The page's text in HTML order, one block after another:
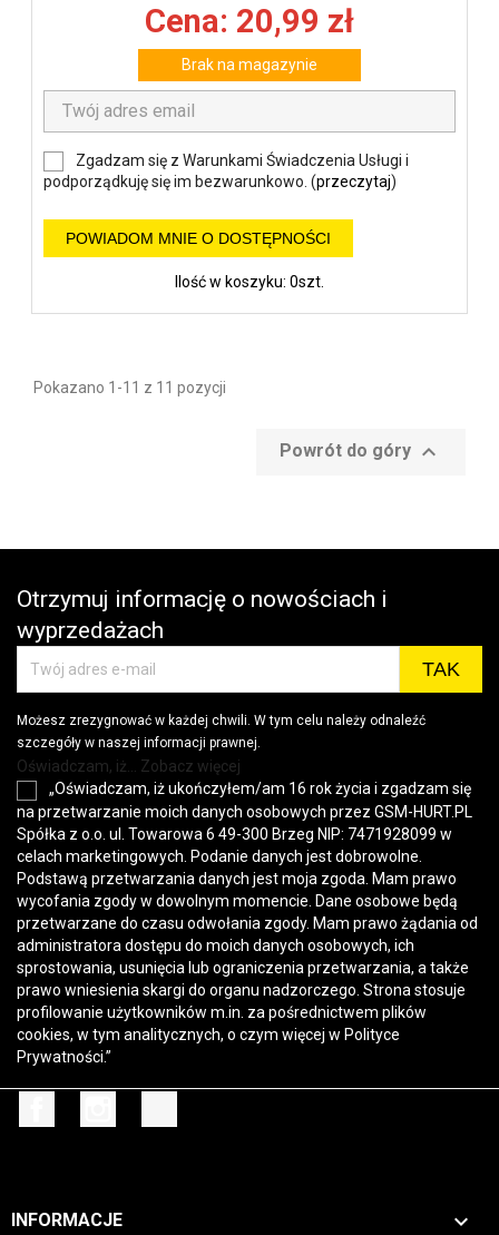
Cena: 20,99 zł
Brak na magazynie
Zgadzam się z Warunkami Świadczenia Usługi i
podporządkuję się im bezwarunkowo. (przeczytaj)
POWIADOM MNIE O DOSTĘPNOŚCI
Ilość w koszyku: 0szt.
Pokazano 1-11 z 11 pozycji
Powrót do góry 
Otrzymuj informację o nowościach i
wyprzedażach
Możesz zrezygnować w każdej chwili. W tym celu należy odnaleźć
szczegóły w naszej informacji prawnej.
Oświadczam, iż... Zobacz więcej
„Oświadczam, iż ukończyłem/am 16 rok życia i zgadzam się
na przetwarzanie moich danych osobowych przez GSM-HURT.PL
Spółka z o.o. ul. Towarowa 6 49-300 Brzeg NIP: 7471928099 w
celach marketingowych. Podanie danych jest dobrowolne.
Podstawą przetwarzania danych jest moja zgoda. Mam prawo
wycofania zgody w dowolnym momencie. Dane osobowe będą
przetwarzane do czasu odwołania zgody. Mam prawo żądania od
administratora dostępu do moich danych osobowych, ich
sprostowania, usunięcia lub ograniczenia przetwarzania, a także
prawo wniesienia skargi do organu nadzorczego. Strona stosuje
profilowanie użytkowników m.in. za pośrednictwem plików
cookies, w tym analitycznych, o czym więcej w Polityce
Prywatności.”
INFORMACJE 